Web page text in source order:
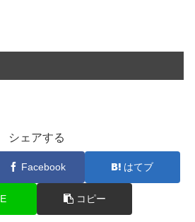
シェアする
Facebook はてブ
コピー